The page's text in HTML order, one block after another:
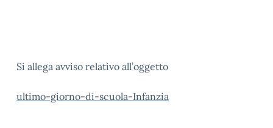
Si allega avviso relativo all’oggetto
ultimo-giorno-di-scuola-Infanzia